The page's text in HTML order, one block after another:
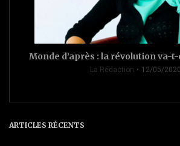
Monde d’après : la révolution va-
La Rédaction 12/05/2020
ARTICLES RÉCENTS